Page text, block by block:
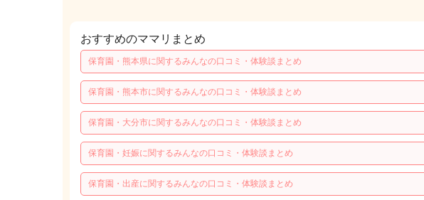
おすすめのママリまとめ
保育園・熊本県に関するみんなの口コミ・体験談まとめ
保育園・熊本市に関するみんなの口コミ・体験談まとめ
保育園・大分市に関するみんなの口コミ・体験談まとめ
保育園・妊娠に関するみんなの口コミ・体験談まとめ
保育園・出産に関するみんなの口コミ・体験談まとめ